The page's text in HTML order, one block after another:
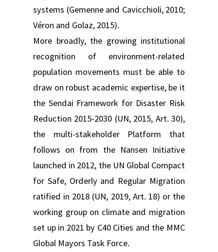
systems (Gemenne and Cavicchioli, 2010;
Véron and Golaz, 2015).
More broadly, the growing institutional
recognition of environment-related
population movements must be able to
draw on robust academic expertise, be it
the Sendai Framework for Disaster Risk
Reduction 2015-2030 (UN, 2015, Art. 30),
the multi-stakeholder Platform that
follows on from the Nansen Initiative
launched in 2012, the UN Global Compact
for Safe, Orderly and Regular Migration
ratified in 2018 (UN, 2019, Art. 18) or the
working group on climate and migration
set up in 2021 by C40 Cities and the MMC
Global Mayors Task Force.